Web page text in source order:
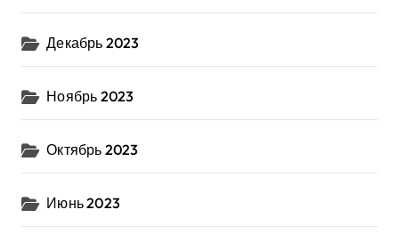
Декабрь 2023
Ноябрь 2023
Октябрь 2023
Июнь 2023